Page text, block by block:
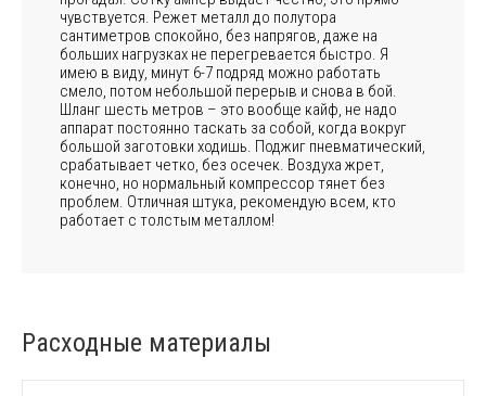
чувствуется. Режет металл до полутора
сантиметров спокойно, без напрягов, даже на
больших нагрузках не перегревается быстро. Я
имею в виду, минут 6-7 подряд можно работать
смело, потом небольшой перерыв и снова в бой.
Шланг шесть метров – это вообще кайф, не надо
аппарат постоянно таскать за собой, когда вокруг
большой заготовки ходишь. Поджиг пневматический,
срабатывает четко, без осечек. Воздуха жрет,
конечно, но нормальный компрессор тянет без
проблем. Отличная штука, рекомендую всем, кто
работает с толстым металлом!
Расходные материалы